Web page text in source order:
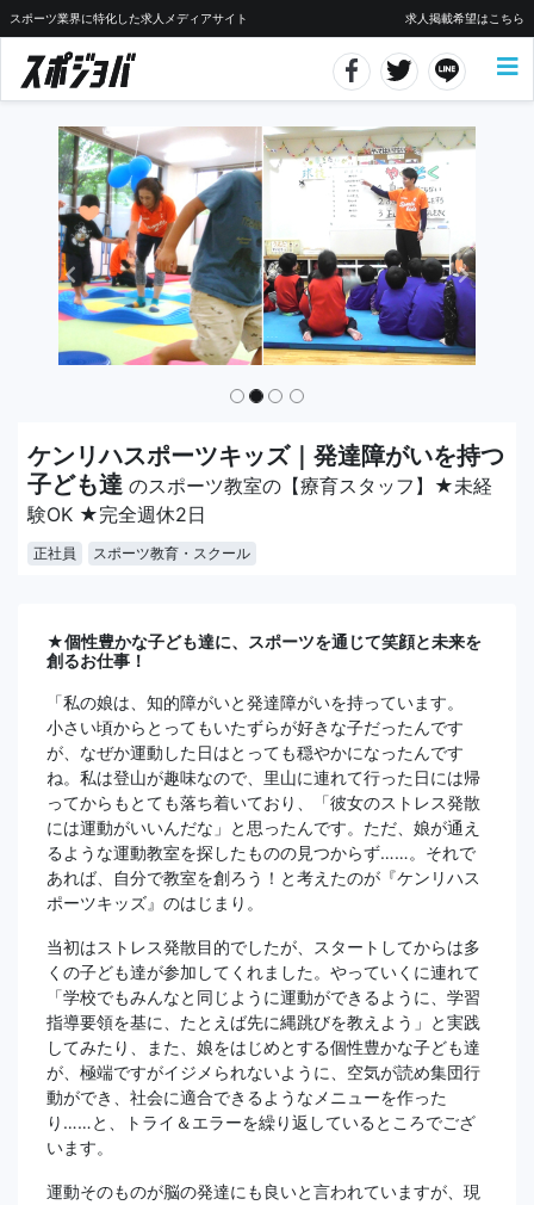
スポーツ業界に特化した求人メディアサイト 求人掲載希望はこちら
ケンリハスポーツキッズ｜発達障がいを持つ
子ども達 のスポーツ教室の【療育スタッフ】★未経
験OK ★完全週休2日
正社員 スポーツ教育・スクール
★個性豊かな子ども達に、スポーツを通じて笑顔と未来を
創るお仕事！
「私の娘は、知的障がいと発達障がいを持っています。
小さい頃からとってもいたずらが好きな子だったんです
が、なぜか運動した日はとっても穏やかになったんです
ね。私は登山が趣味なので、里山に連れて行った日には帰
ってからもとても落ち着いており、「彼女のストレス発散
には運動がいいんだな」と思ったんです。ただ、娘が通え
るような運動教室を探したものの見つからず……。それで
あれば、自分で教室を創ろう！と考えたのが『ケンリハス
ポーツキッズ』のはじまり。
当初はストレス発散目的でしたが、スタートしてからは多
くの子ども達が参加してくれました。やっていくに連れて
「学校でもみんなと同じように運動ができるように、学習
指導要領を基に、たとえば先に縄跳びを教えよう」と実践
してみたり、また、娘をはじめとする個性豊かな子ども達
が、極端ですがイジメられないように、空気が読め集団行
動ができ、社会に適合できるようなメニューを作った
り……と、トライ＆エラーを繰り返しているところでござ
います。
運動そのものが脳の発達にも良いと言われていますが、現